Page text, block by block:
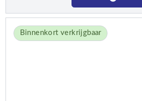
Binnenkort verkrijgbaar